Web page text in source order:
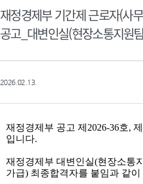
재정경제부 기간제 근로자(사
공고_대변인실(현장소통지원
2026.02.13.